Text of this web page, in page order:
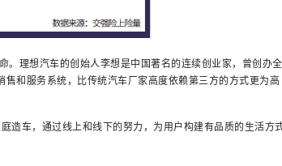
。理想汽车的创始人李想是中国著名的连续创业家，曾创办
和服务系统，比传统汽车厂家高度依赖第三方的方式更为高
车，通过线上和线下的努力，为用户构建有品质的生活方